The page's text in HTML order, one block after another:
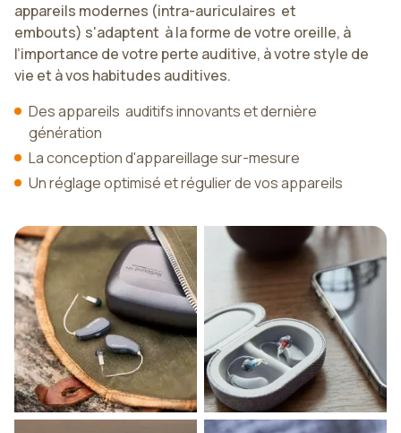
appareils modernes (intra-auriculaires et
embouts) s'adaptent à la forme de votre oreille, à
l’importance de votre perte auditive, à votre style de
vie et à vos habitudes auditives.
Des appareils auditifs innovants et dernière
génération
La conception d'appareillage sur-mesure
Un réglage optimisé et régulier de vos appareils